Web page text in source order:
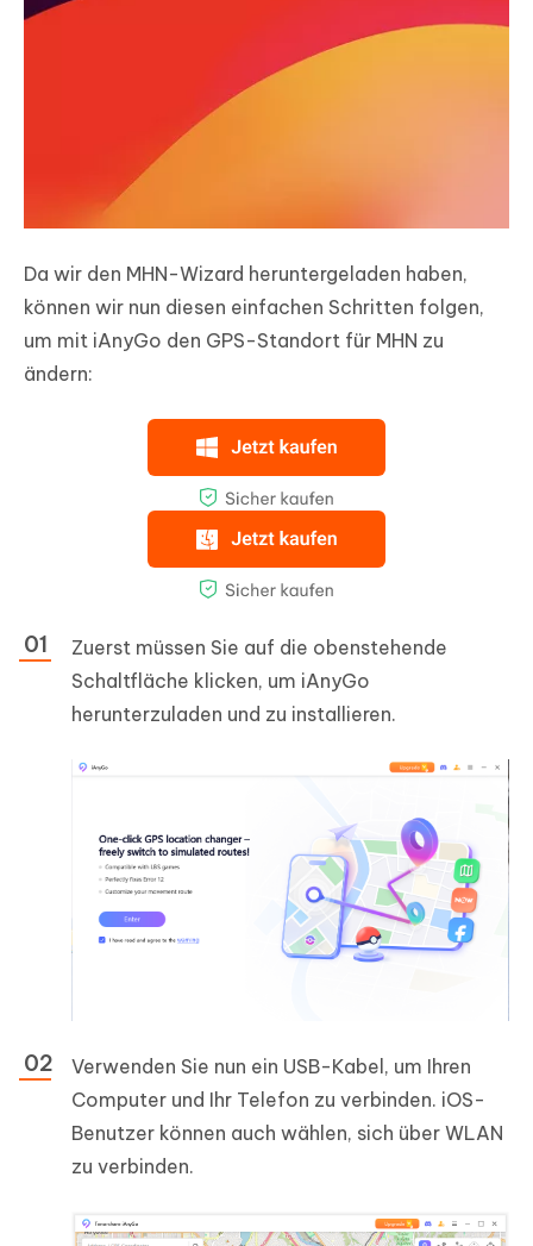
Da wir den MHN-Wizard heruntergeladen haben,
können wir nun diesen einfachen Schritten folgen,
um mit iAnyGo den GPS-Standort für MHN zu
ändern:
Zuerst müssen Sie auf die obenstehende
Schaltfläche klicken, um iAnyGo
herunterzuladen und zu installieren.
Verwenden Sie nun ein USB-Kabel, um Ihren
Computer und Ihr Telefon zu verbinden. iOS-
Benutzer können auch wählen, sich über WLAN
zu verbinden.